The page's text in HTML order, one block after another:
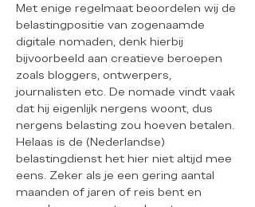
Met enige regelmaat beoordelen wij de
belastingpositie van zogenaamde
digitale nomaden, denk hierbij
bijvoorbeeld aan creatieve beroepen
zoals bloggers, ontwerpers,
journalisten etc. De nomade vindt vaak
dat hij eigenlijk nergens woont, dus
nergens belasting zou hoeven betalen.
Helaas is de (Nederlandse)
belastingdienst het hier niet altijd mee
eens. Zeker als je een gering aantal
maanden of jaren of reis bent en